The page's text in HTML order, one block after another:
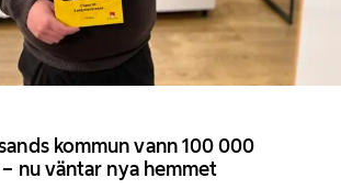
kommun vann 100 000
nu väntar nya hemmet